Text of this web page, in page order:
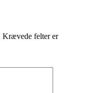
Krævede felter er